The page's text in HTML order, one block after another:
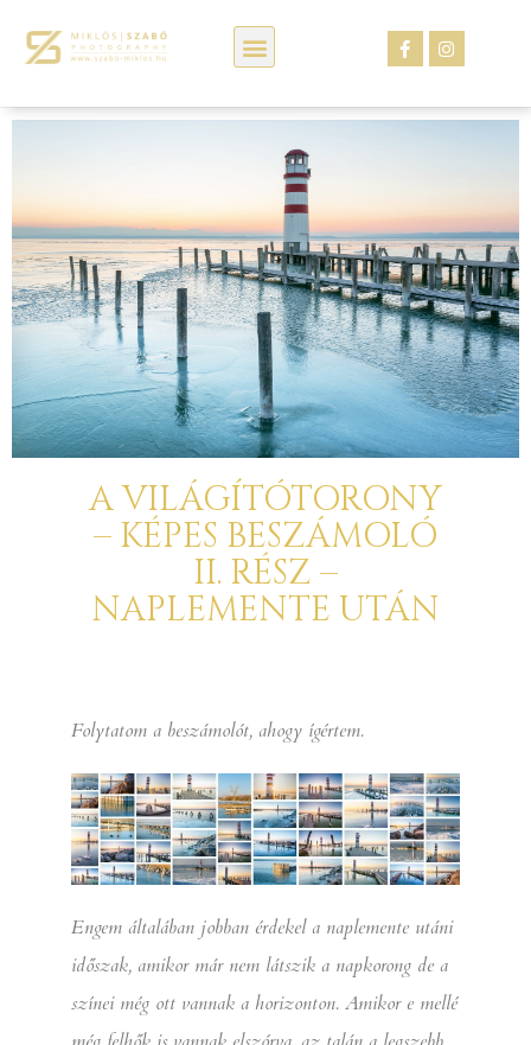
A VILÁGÍTÓTORONY
– KÉPES BESZÁMOLÓ
II. RÉSZ –
NAPLEMENTE UTÁN
Folytatom a beszámolót, ahogy ígértem.
Engem általában jobban érdekel a naplemente utáni
időszak, amikor már nem látszik a napkorong de a
színei még ott vannak a horizonton. Amikor e mellé